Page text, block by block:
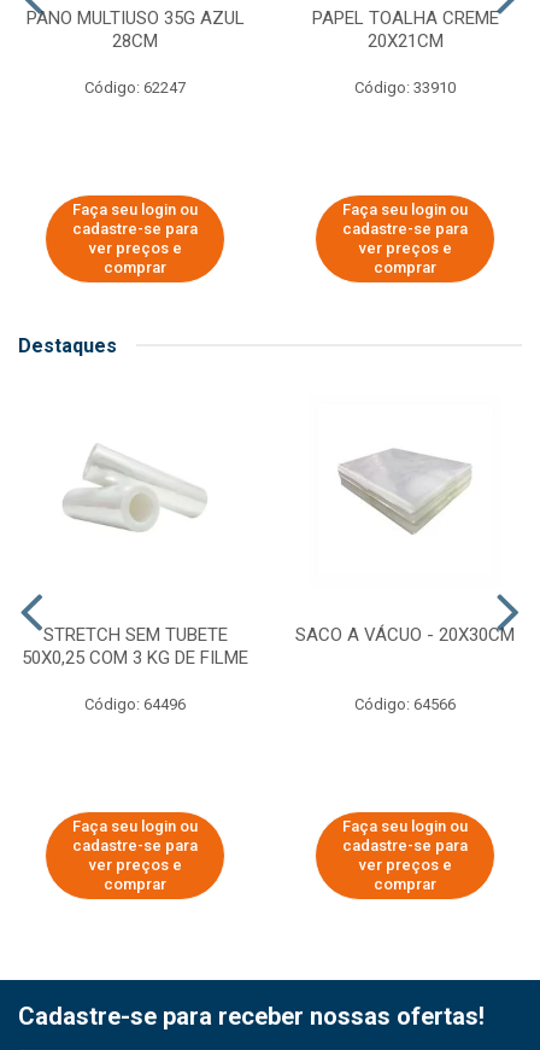
PANO MULTIUSO 35G AZUL
28CM
Código: 62247
Faça seu login ou
cadastre-se para
ver preços e
comprar
PAPEL TOALHA CREME
20X21CM
Código: 33910
Faça seu login ou
cadastre-se para
ver preços e
comprar
Destaques
STRETCH SEM TUBETE
50X0,25 COM 3 KG DE FILME
Código: 64496
Faça seu login ou
cadastre-se para
ver preços e
comprar
SACO A VÁCUO - 20X30CM
Código: 64566
Faça seu login ou
cadastre-se para
ver preços e
comprar
Cadastre-se para receber nossas ofertas!